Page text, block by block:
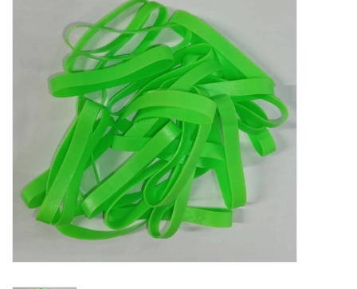
Kreuzgummibänder/X-Bands
Fastfix-Spannbänder
Geknotete Elastikschlaufe
Schwarze Gummibänder –
Sonderangebot!
Weiße Gummibänder –